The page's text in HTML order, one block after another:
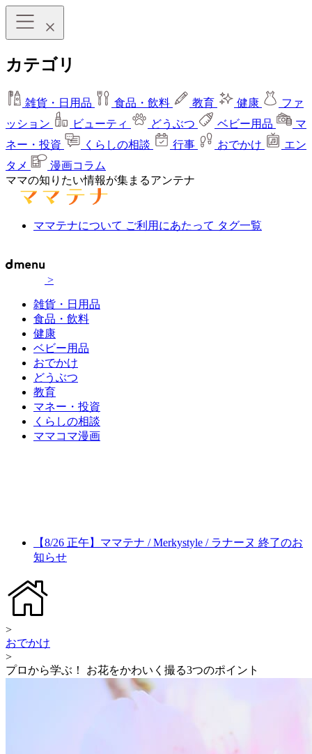
カテゴリ
雑貨・日用品 食品・飲料 教育 健康
ファ
ッション
ビューティ どうぶつ ベビー用品
マ
ネー・投資
くらしの相談 行事 おでかけ
エン
タメ
漫画コラム
ママの知りたい情報が集まるアンテナ
ママテナについて ご利用にあたって タグ一覧
>
雑貨・日用品
食品・飲料
健康
ベビー用品
おでかけ
どうぶつ
教育
マネー・投資
くらしの相談
ママコマ漫画
【8/26 正午】ママテナ / Merkystyle / ラナーヌ 終了のお
知らせ
>
おでかけ
>
プロから学ぶ！ お花をかわいく撮る3つのポイント